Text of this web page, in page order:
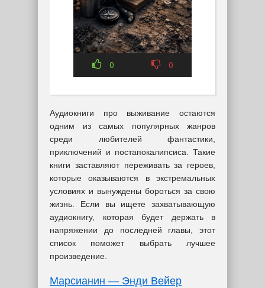
0 0
Аудиокниги про выживание остаются
одним из самых популярных жанров
среди любителей фантастики,
приключений и постапокалипсиса. Такие
книги заставляют переживать за героев,
которые оказываются в экстремальных
условиях и вынуждены бороться за свою
жизнь. Если вы ищете захватывающую
аудиокнигу, которая будет держать в
напряжении до последней главы, этот
список поможет выбрать лучшее
произведение.
Марсианин — Энди Вейер